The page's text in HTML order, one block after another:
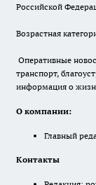
Российской
Возрастная
Оперативные
транспорт,
информация о
О компании:
Главный
Контакты